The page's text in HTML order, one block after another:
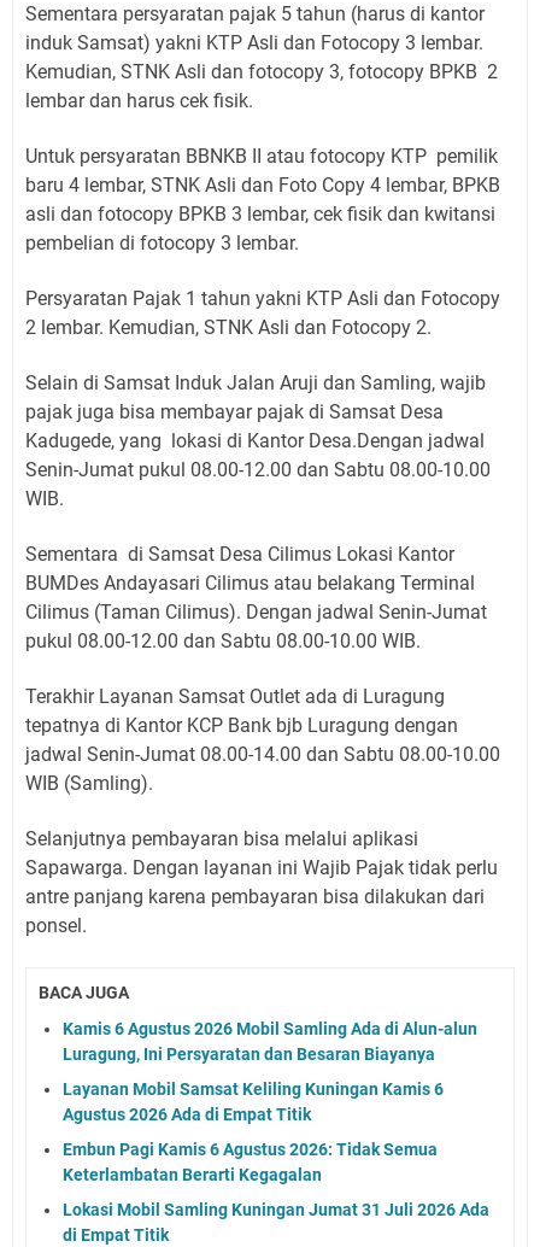
Sementara persyaratan pajak 5 tahun (harus di kantor
induk Samsat) yakni KTP Asli dan Fotocopy 3 lembar.
Kemudian, STNK Asli dan fotocopy 3, fotocopy BPKB 2
lembar dan harus cek fisik.
Untuk persyaratan BBNKB II atau fotocopy KTP pemilik
baru 4 lembar, STNK Asli dan Foto Copy 4 lembar, BPKB
asli dan fotocopy BPKB 3 lembar, cek fisik dan kwitansi
pembelian di fotocopy 3 lembar.
Persyaratan Pajak 1 tahun yakni KTP Asli dan Fotocopy
2 lembar. Kemudian, STNK Asli dan Fotocopy 2.
Selain di Samsat Induk Jalan Aruji dan Samling, wajib
pajak juga bisa membayar pajak di Samsat Desa
Kadugede, yang lokasi di Kantor Desa.Dengan jadwal
Senin-Jumat pukul 08.00-12.00 dan Sabtu 08.00-10.00
WIB.
Sementara di Samsat Desa Cilimus Lokasi Kantor
BUMDes Andayasari Cilimus atau belakang Terminal
Cilimus (Taman Cilimus). Dengan jadwal Senin-Jumat
pukul 08.00-12.00 dan Sabtu 08.00-10.00 WIB.
Terakhir Layanan Samsat Outlet ada di Luragung
tepatnya di Kantor KCP Bank bjb Luragung dengan
jadwal Senin-Jumat 08.00-14.00 dan Sabtu 08.00-10.00
WIB (Samling).
Selanjutnya pembayaran bisa melalui aplikasi
Sapawarga. Dengan layanan ini Wajib Pajak tidak perlu
antre panjang karena pembayaran bisa dilakukan dari
ponsel.
BACA JUGA
Kamis 6 Agustus 2026 Mobil Samling Ada di Alun-alun
Luragung, Ini Persyaratan dan Besaran Biayanya
Layanan Mobil Samsat Keliling Kuningan Kamis 6
Agustus 2026 Ada di Empat Titik
Embun Pagi Kamis 6 Agustus 2026: Tidak Semua
Keterlambatan Berarti Kegagalan
Lokasi Mobil Samling Kuningan Jumat 31 Juli 2026 Ada
di Empat Titik